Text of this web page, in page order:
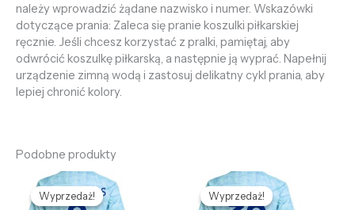
należy wprowadzić żądane nazwisko i numer. Wskazówki
dotyczące prania: Zaleca się pranie koszulki piłkarskiej
ręcznie. Jeśli chcesz korzystać z pralki, pamiętaj, aby
odwrócić koszulkę piłkarską, a następnie ją wyprać. Napełnij
urządzenie zimną wodą i zastosuj delikatny cykl prania, aby
lepiej chronić kolory.
Podobne produkty
Wyprzedaż!
Wyprzedaż!
Pierwotna
cena
wynosiła:
Aktualna
cena
wynosi:
Wyprzedaż!
Wyprzedaż!
Pierwotna
cena
wynosiła:
Aktualna
cena
wynosi: